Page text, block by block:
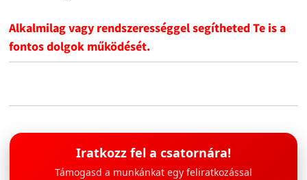
Alkalmilag vagy rendszerességgel segítheted Te is a
fontos dolgok működését.
Iratkozz fel a csatornára!
Támogasd a munkánkat egy feliratkozással